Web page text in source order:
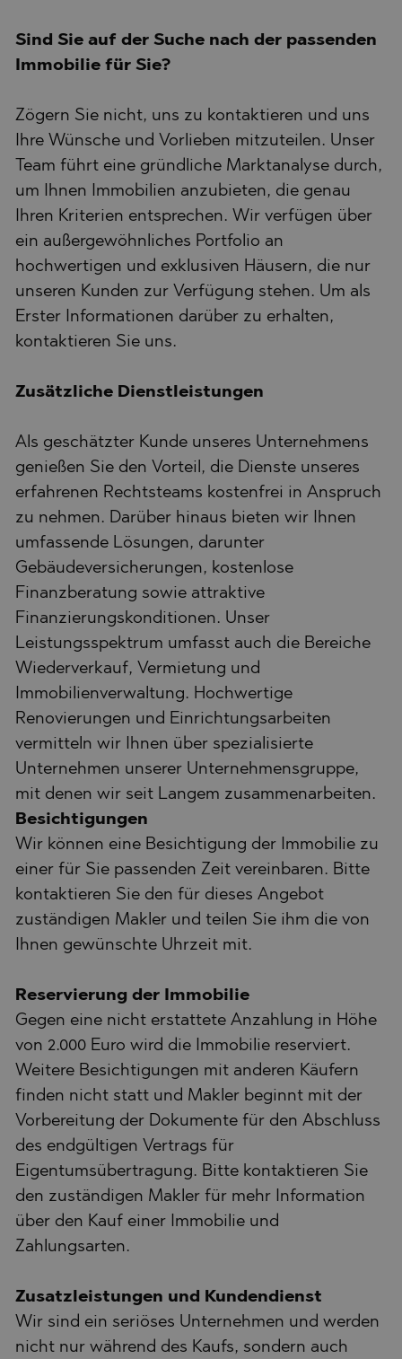
Sind Sie auf der Suche nach der passenden
Immobilie für Sie?
Zögern Sie nicht, uns zu kontaktieren und uns
Ihre Wünsche und Vorlieben mitzuteilen. Unser
Team führt eine gründliche Marktanalyse durch,
um Ihnen Immobilien anzubieten, die genau
Ihren Kriterien entsprechen. Wir verfügen über
ein außergewöhnliches Portfolio an
hochwertigen und exklusiven Häusern, die nur
unseren Kunden zur Verfügung stehen. Um als
Erster Informationen darüber zu erhalten,
kontaktieren Sie uns.
Zusätzliche Dienstleistungen
Als geschätzter Kunde unseres Unternehmens
genießen Sie den Vorteil, die Dienste unseres
erfahrenen Rechtsteams kostenfrei in Anspruch
zu nehmen. Darüber hinaus bieten wir Ihnen
umfassende Lösungen, darunter
Gebäudeversicherungen, kostenlose
Finanzberatung sowie attraktive
Finanzierungskonditionen. Unser
Leistungsspektrum umfasst auch die Bereiche
Wiederverkauf, Vermietung und
Immobilienverwaltung. Hochwertige
Renovierungen und Einrichtungsarbeiten
vermitteln wir Ihnen über spezialisierte
Unternehmen unserer Unternehmensgruppe,
mit denen wir seit Langem zusammenarbeiten.
Besichtigungen
Wir können eine Besichtigung der Immobilie zu
einer für Sie passenden Zeit vereinbaren. Bitte
kontaktieren Sie den für dieses Angebot
zuständigen Makler und teilen Sie ihm die von
Ihnen gewünschte Uhrzeit mit.
Reservierung der Immobilie
Gegen eine nicht erstattete Anzahlung in Höhe
von 2.000 Euro wird die Immobilie reserviert.
Weitere Besichtigungen mit anderen Käufern
finden nicht statt und Makler beginnt mit der
Vorbereitung der Dokumente für den Abschluss
des endgültigen Vertrags für
Eigentumsübertragung. Bitte kontaktieren Sie
den zuständigen Makler für mehr Information
über den Kauf einer Immobilie und
Zahlungsarten.
Zusatzleistungen und Kundendienst
Wir sind ein seriöses Unternehmen und werden
nicht nur während des Kaufs, sondern auch